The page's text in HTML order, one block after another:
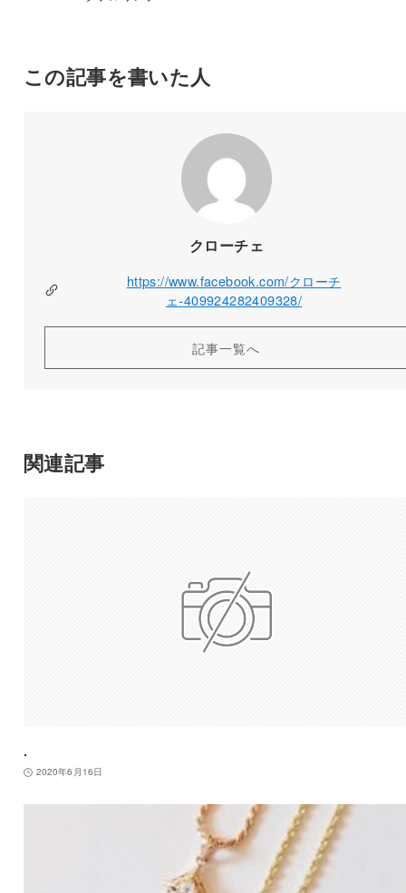
この記事を書いた人
クローチェ
https://www.facebook.com/クローチ
ェ-409924282409328/
記事一覧へ
関連記事
.
2020年6月16日